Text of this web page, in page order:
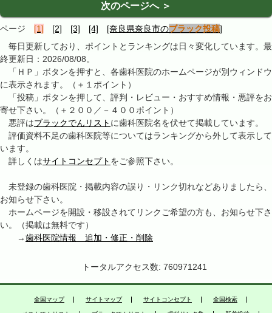
次のページへ ＞
ページ [1] [2] [3] [4] [奈良県奈良市のブラック投稿]
毎日更新しており、ポイントとランキングは日々変化しています。最
終更新日：2026/08/08。
「ＨＰ」ボタンを押すと、各歯科医院のホームページが別ウィンドウ
に表示されます。（＋１ポイント）
「投稿」ボタンを押して、評判・レビュー・おすすめ情報・悪評をお
寄せ下さい。（＋２００／－４００ポイント）
悪評はブラックでんリスト に歯科医院名を伏せて掲載しています。
評価資料不足の歯科医院等についてはランキングから外して表示して
います。
詳しくはサイトコンセプト をご参照下さい。
未登録の歯科医院・掲載内容の誤り・リンク切れなどありましたら、
お知らせ下さい。
ホームページを開設・移設されてリンクご希望の方も、お知らせ下さ
い。（掲載は無料です）
→歯科医院情報 追加・修正・削除
トータルアクセス数: 760971241
全国マップ サイトマップ サイトコンセプト 全国検索